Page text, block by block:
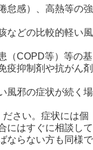
怠感）、高熱等の強
などの比較的軽い風
（COPD等）等の基
疫抑制剤や抗がん剤
風邪の症状が続く場
ださい。症状には個
にはすぐに相談して
ならない方も同様で